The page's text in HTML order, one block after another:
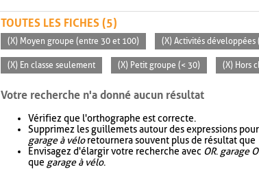
TOUTES LES FICHES (5)
(X) Moyen groupe (entre 30 et 100) (X) Activités développées
(X) En classe seulement (X) Petit groupe (< 30) (X) Hors
Votre recherche n'a donné aucun résultat
Vérifiez que l'orthographe est correcte.
Supprimez les guillemets autour des expressions
garage à véloretournera souvent plus de résultat que
Envisagez d'élargir votre recherche avec OR. garage
que garage à vélo.